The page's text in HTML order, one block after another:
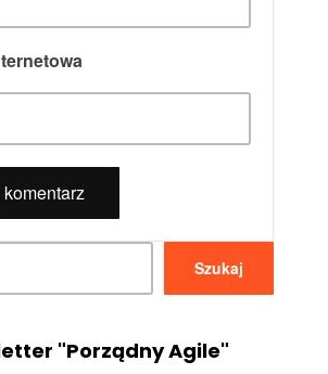
Szukaj
"Porządny Agile"